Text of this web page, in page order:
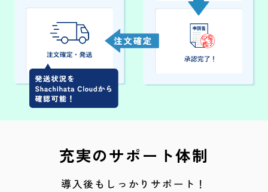
充実のサポート体制
導入後もしっかりサポート！